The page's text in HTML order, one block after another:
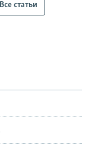
Все статьи